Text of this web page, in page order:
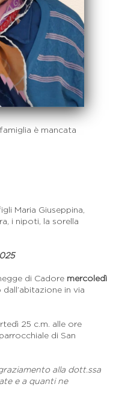
è mancata
Maria Giuseppina,
i nipoti, la sorella
di Cadore mercoledì
in via
25 c.m. alle ore
di San
alla dott.ssa
e a quanti ne